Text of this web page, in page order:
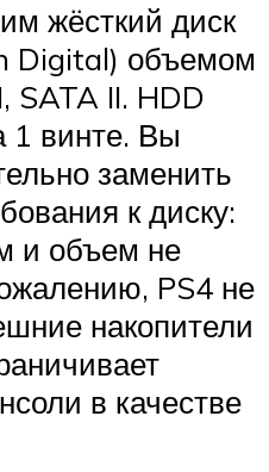
жёсткий диск
Digital) объемом
SATA II. HDD
1 винте. Вы
заменить
к диску:
и объем не
PS4 не
накопители
в качестве